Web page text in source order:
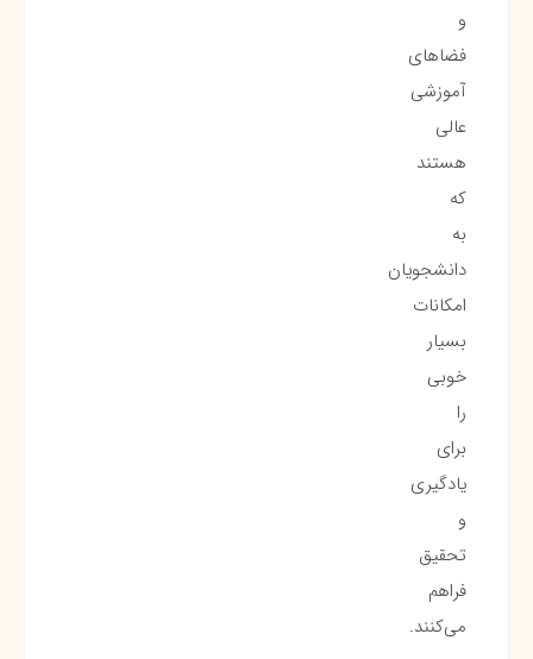
و
فضاهای
آموزشی
عالی
هستند
که
به
دانشجویان
امکانات
بسیار
خوبی
را
برای
یادگیری
و
تحقیق
فراهم
می‌کنند.